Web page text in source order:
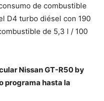
de combustible
D4 turbo diésel con 190
de 5,3 l / 100
Nissan GT-R50 by
programa hasta la